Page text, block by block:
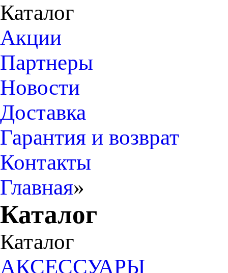
Каталог
Акции
Партнеры
Новости
Доставка
Гарантия и возврат
Контакты
Главная»
Каталог
Каталог
АКСЕССУАРЫ